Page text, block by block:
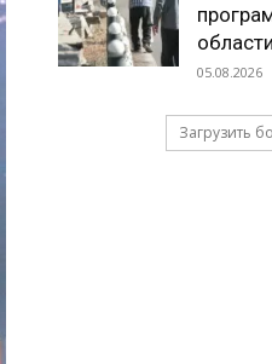
05.08.2026
Загрузить